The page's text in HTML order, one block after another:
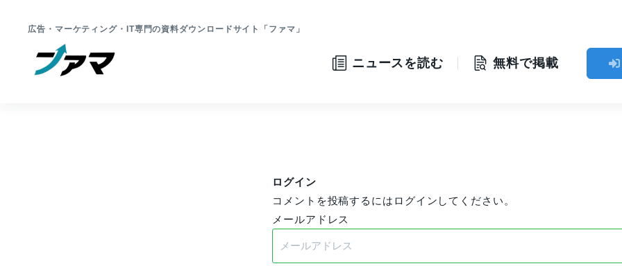
広告・マーケティング・IT専門の資料ダウンロードサイト「ファマ」
ニュースを読む 無料で掲載
ログイン
コメントを投稿するにはログインしてください。
メールアドレス